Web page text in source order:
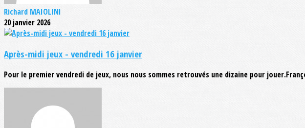
Richard MAIOLINI
20 janvier 2026
Après-midi jeux - vendredi 16 janvier
Pour le premier vendredi de jeux, nous nous sommes retrouvés une dizaine pour